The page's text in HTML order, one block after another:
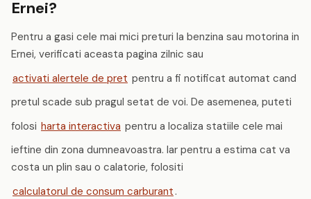
Ernei?
Pentru a gasi cele mai mici preturi la benzina sau motorina in
Ernei, verificati aceasta pagina zilnic sau
activati alertele de pret pentru a fi notificat automat cand
pretul scade sub pragul setat de voi. De asemenea, puteti
folosi harta interactiva pentru a localiza statiile cele mai
ieftine din zona dumneavoastra. Iar pentru a estima cat va
costa un plin sau o calatorie, folositi
calculatorul de consum carburant .